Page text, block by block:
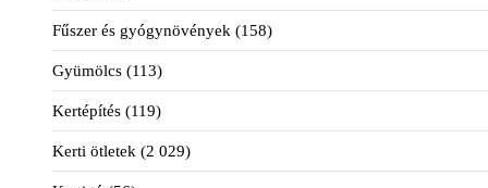
Fűszer és gyógynövények (158)
Gyümölcs (113)
Kertépítés (119)
Kerti ötletek (2 029)